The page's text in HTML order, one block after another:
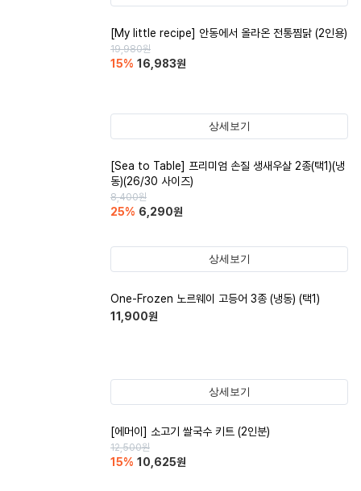
[My little recipe] 안동에서 올라온 전통찜닭 (2인용)
19,980원
15% 16,983원
상세보기
[Sea to Table] 프리미엄 손질 생새우살 2종(택1)(냉
동)(26/30 사이즈)
8,400원
25% 6,290원
상세보기
One-Frozen 노르웨이 고등어 3종 (냉동) (택1)
11,900원
상세보기
[에머이] 소고기 쌀국수 키트 (2인분)
12,500원
15% 10,625원